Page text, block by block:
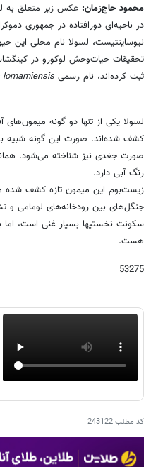
محمود حاج‌زمان: عکس زیر متعلق به
در ناحیه‌ای دورافتاده در جمهوری
نیوساینتیست، لسولا نام محلی این
تحقیقات حیات‌وحش لوکورو در
ثبت کرده‌اند، نام رسمی lomamiensis
کشف شده‌اند. صورت این گونه شبیه
صورت جغدی نیز شناخته می‌شود.
رنگ آبی دارد.
جنگل‌های بین رودخانه‌های لومامی و
سکونت نخستیها بسیار غنی است، اما
هست.
53275
کد مطلب243122